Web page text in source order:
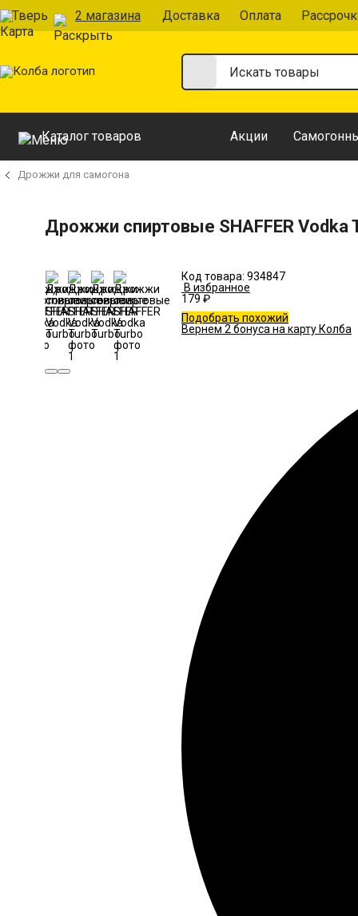
Тверь 2 магазина Доставка Оплата
Каталог товаров Акции
Дрожжи для самогона
Дрожжи спиртовые SHAFFER Vodka
Код товара: 934847
В избранное
179 ₽
Подобрать похожий
Вернем 2 бонуса на карту Колба